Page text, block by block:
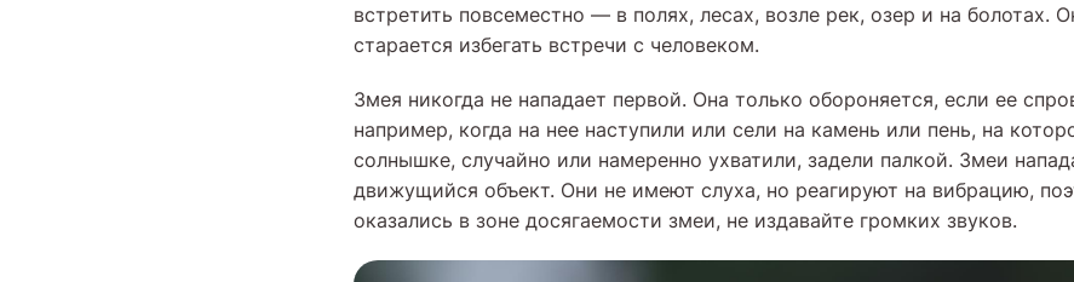
встретить повсеместно — в полях, лесах, возле рек, озер и на болотах.
старается избегать встречи с человеком.
Змея никогда не нападает первой. Она только обороняется, если ее
например, когда на нее наступили или сели на камень или пень, на
солнышке, случайно или намеренно ухватили, задели палкой. Змеи
движущийся объект. Они не имеют слуха, но реагируют на вибрацию,
оказались в зоне досягаемости змеи, не издавайте громких звуков.